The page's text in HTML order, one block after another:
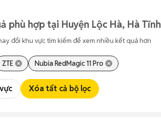
phù hợp tại Huyện Lộc Hà, Hà Tĩnh
đổi khu vực tìm kiếm để xem nhiều kết quả hơn
ZTE Nubia RedMagic 11 Pro
Xóa tất cả bộ lọc